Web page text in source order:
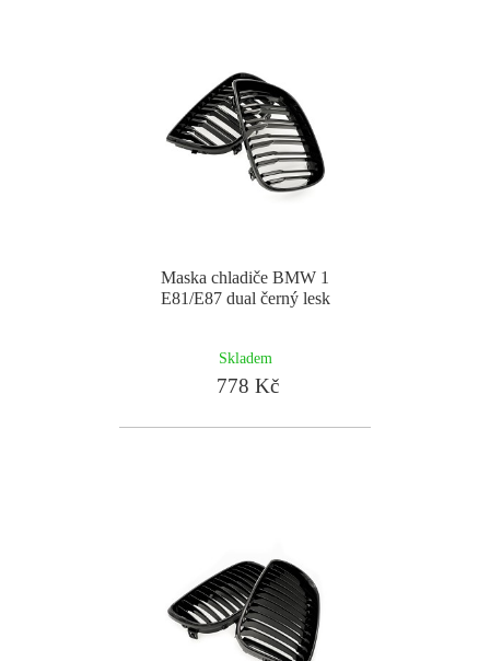
Maska chladiče BMW 1
E81/E87 dual černý lesk
Skladem
778 Kč